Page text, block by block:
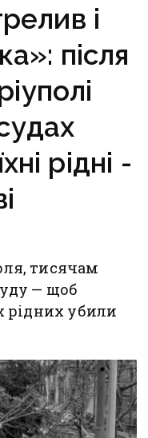
і
після
рідні -
тисячам
— щоб
рідних убили